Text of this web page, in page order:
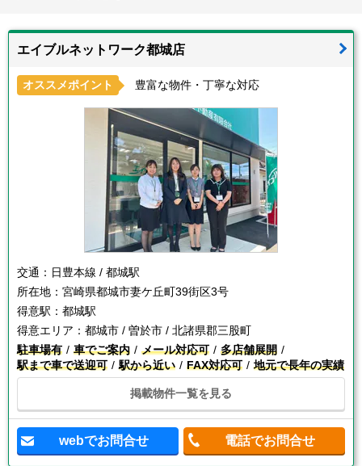
エイブルネットワーク都城店
オススメポイント 豊富な物件・丁寧な対応
交通： 日豊本線 / 都城駅
所在地： 宮崎県都城市妻ケ丘町39街区3号
得意駅： 都城駅
得意エリア： 都城市 / 曽於市 / 北諸県郡三股町
駐車場有
車でご案内 メール対応可
多店舗展開
駅まで車で送迎可
駅から近い FAX対応可 地元で長年の実績
掲載物件一覧を見る
webでお問合せ 電話でお問合せ